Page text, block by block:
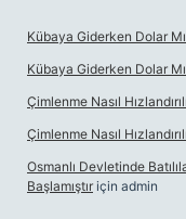
Kübaya Giderken Dolar
Kübaya Giderken Dolar
Çimlenme Nasıl
Çimlenme Nasıl
Osmanlı Devletinde
Başlamıştır için admin